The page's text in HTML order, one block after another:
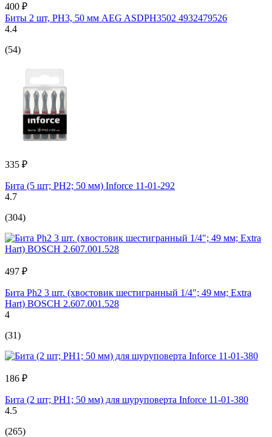
400 ₽
Биты 2 шт, РН3, 50 мм AEG ASDPH3502 4932479526
4.4
(54)
335 ₽
Бита (5 шт; PH2; 50 мм) Inforce 11-01-292
4.7
(304)
497 ₽
Бита Ph2 3 шт. (хвостовик шестигранный 1/4"; 49 мм; Extra
Hart) BOSCH 2.607.001.528
4
(31)
186 ₽
Бита (2 шт; PH1; 50 мм) для шуруповерта Inforce 11-01-380
4.5
(265)